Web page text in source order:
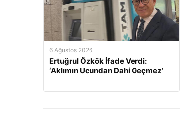
6 Ağustos 2026
Ertuğrul Özkök İfade Verdi:
‘Aklımın Ucundan Dahi Geçmez’